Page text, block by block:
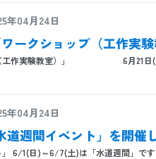
年04月24日
ークショップ（工作実
（工作実験教室）」 6月21日(
年04月24日
週間イベント」を開催
」 6/1(日)～6/7(土)は「水道週間」です